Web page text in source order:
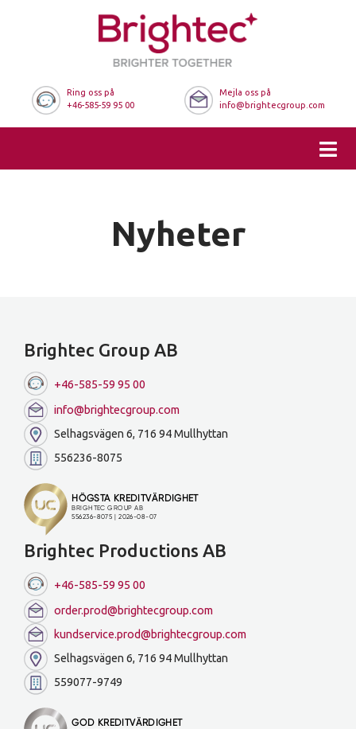
Ring oss på
+46-585-59 95 00
Mejla oss på
info@brightecgroup.com
Nyheter
Brightec Group AB
+46-585-59 95 00
info@brightecgroup.com
Selhagsvägen 6, 716 94 Mullhyttan
556236-8075
Brightec Productions AB
+46-585-59 95 00
order.prod@brightecgroup.com
kundservice.prod@brightecgroup.com
Selhagsvägen 6, 716 94 Mullhyttan
559077-9749